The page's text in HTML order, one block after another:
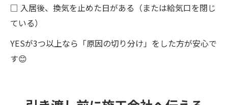
□ 入居後、換気を止めた日がある（または給気口を閉じ
ている）
YESが3つ以上なら「原因の切り分け」をした方が安心で
す😊